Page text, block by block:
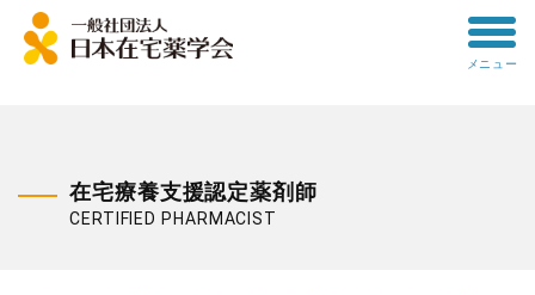
toggle
メニュー
在宅療養支援認定薬剤師
CERTIFIED PHARMACIST